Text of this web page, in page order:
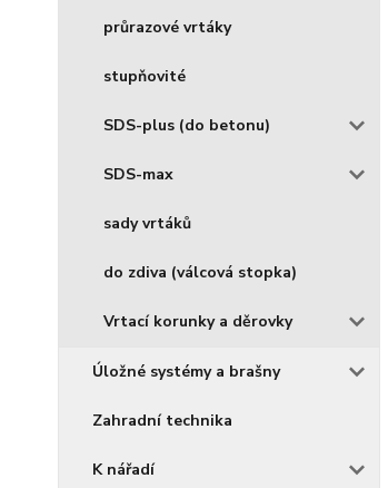
průrazové vrtáky
stupňovité
SDS-plus (do betonu)
SDS-max
sady vrtáků
do zdiva (válcová stopka)
Vrtací korunky a děrovky
Úložné systémy a brašny
Zahradní technika
K nářadí